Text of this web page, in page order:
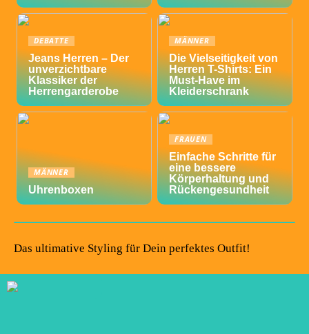
DEBATTE
Jeans Herren – Der
unverzichtbare
Klassiker der
Herrengarderobe
MÄNNER
Die Vielseitigkeit von
Herren T-Shirts: Ein
Must-Have im
Kleiderschrank
MÄNNER
Uhrenboxen
FRAUEN
Einfache Schritte für
eine bessere
Körperhaltung und
Rückengesundheit
Das ultimative Styling für Dein perfektes Outfit!